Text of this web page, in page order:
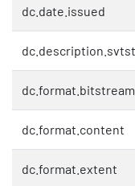
dc.date.issued
dc.format.bitstream
dc.format.content
dc.format.extent